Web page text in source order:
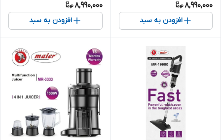
8,990,000
افزودن به سبد
8,990,000
افزودن به سبد